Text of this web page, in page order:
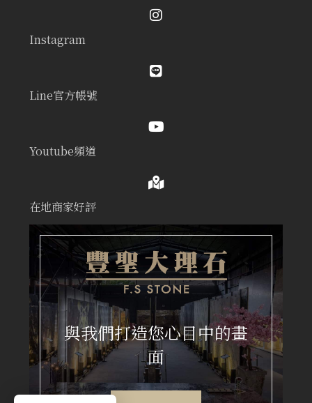
Instagram
Line官方帳號
Youtube頻道
在地商家好評
與我們打造您心目中的畫
面